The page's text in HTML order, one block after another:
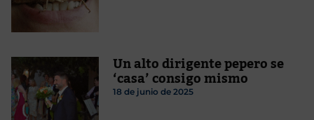
Un alto dirigente pepero se
‘casa’ consigo mismo
18 de junio de 2025